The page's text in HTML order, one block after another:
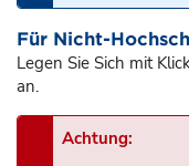
Für Nicht-
Legen Sie Sich mit
an.
Achtung: